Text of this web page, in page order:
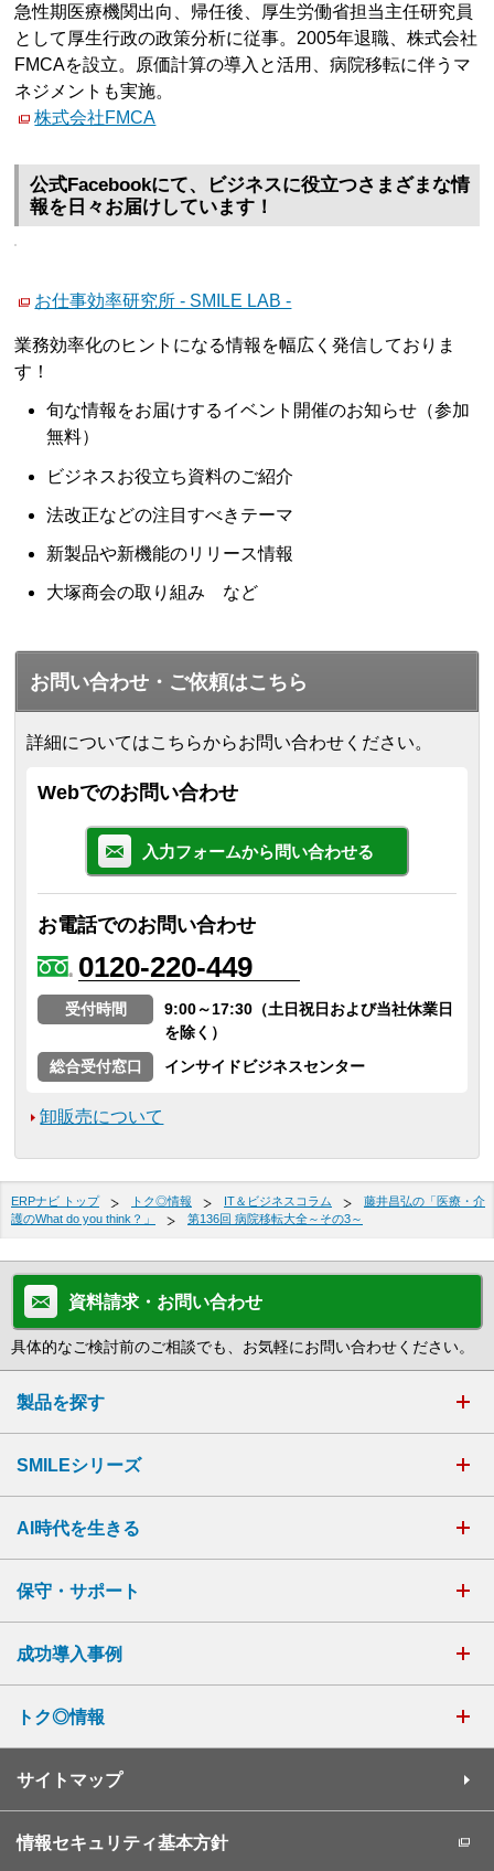
急性期医療機関出向、帰任後、厚生労働省担当主任研究員
として厚生行政の政策分析に従事。2005年退職、株式会社
FMCAを設立。原価計算の導入と活用、病院移転に伴うマ
ネジメントも実施。
株式会社FMCA
公式Facebookにて、ビジネスに役立つさまざまな情
報を日々お届けしています！
お仕事効率研究所 - SMILE LAB -
業務効率化のヒントになる情報を幅広く発信しておりま
す！
旬な情報をお届けするイベント開催のお知らせ（参加
無料）
ビジネスお役立ち資料のご紹介
法改正などの注目すべきテーマ
新製品や新機能のリリース情報
大塚商会の取り組み など
お問い合わせ・ご依頼はこちら
詳細についてはこちらからお問い合わせください。
Webでのお問い合わせ
入力フォームから問い合わせる
お電話でのお問い合わせ
0120-220-449
受付時間
9:00～17:30（土日祝日および当社休業日
を除く）
総合受付窓口
インサイドビジネスセンター
卸販売について
ERPナビ トップ トク◎情報 IT＆ビジネスコラム
藤井昌弘の「医療・介
護のWhat do you think？」
第136回 病院移転大全～その3～
資料請求・お問い合わせ
具体的なご検討前のご相談でも、お気軽にお問い合わせください。
製品を探す
SMILEシリーズ
AI時代を生きる
保守・サポート
成功導入事例
トク◎情報
サイトマップ
情報セキュリティ基本方針